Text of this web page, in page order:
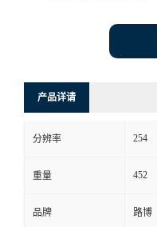
联
系
方
式
产品详请
分辨率 254
重量 452
品牌 路博